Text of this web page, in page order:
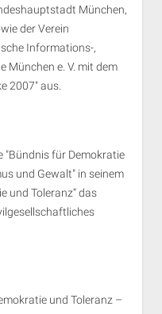
München,
der Verein
Informations-,
München e. V. mit dem
2007" aus.
"Bündnis für Demokratie
und Gewalt" in seinem
und Toleranz“ das
und Toleranz –